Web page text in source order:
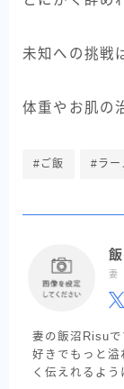
未知への挑戦
体重やお肌の
#ご飯 #ラー
妻
妻の飯沼Risu
好きでもっと
く伝えれるよう